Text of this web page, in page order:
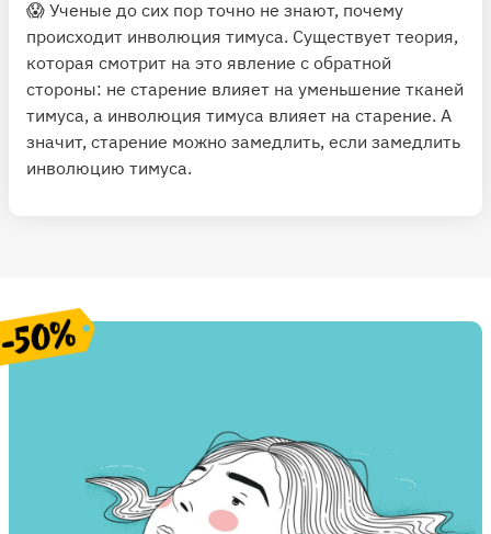
😱 Ученые до сих пор точно не знают, почему
происходит инволюция тимуса. Существует теория,
которая смотрит на это явление с обратной
стороны: не старение влияет на уменьшение тканей
тимуса, а инволюция тимуса влияет на старение. А
значит, старение можно замедлить, если замедлить
инволюцию тимуса.